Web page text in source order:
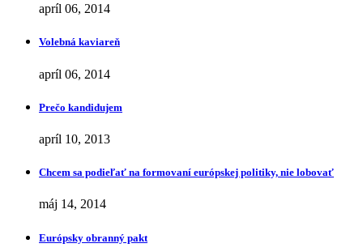
apríl 06, 2014
Volebná kaviareň
apríl 06, 2014
Prečo kandidujem
apríl 10, 2013
Chcem sa podieľať na formovaní európskej politiky, nie lobovať
máj 14, 2014
Európsky obranný pakt